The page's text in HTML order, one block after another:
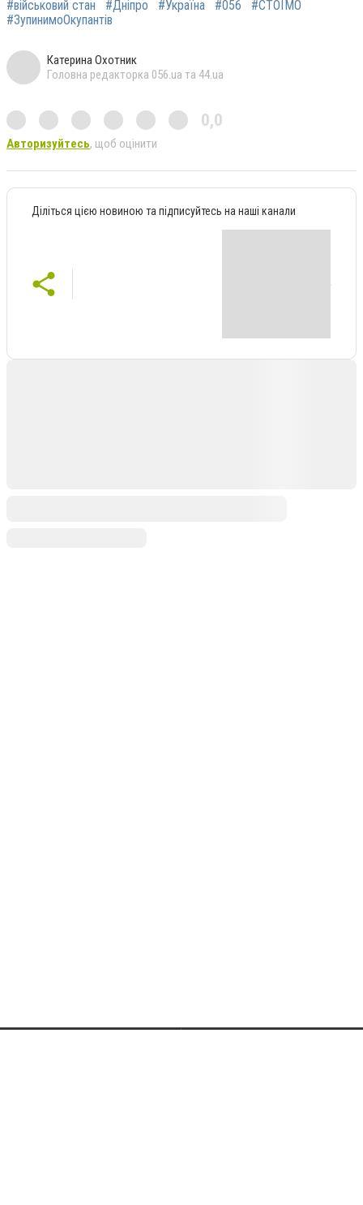
#військовий стан #Дніпро #Україна #056
#СТОЇМО
#ЗупинимоОкупантів
Катерина Охотник
Головна редакторка 056.ua та 44.ua
0,0
Авторизуйтесь, щоб оцінити
Діліться цією новиною та підписуйтесь на наші канали